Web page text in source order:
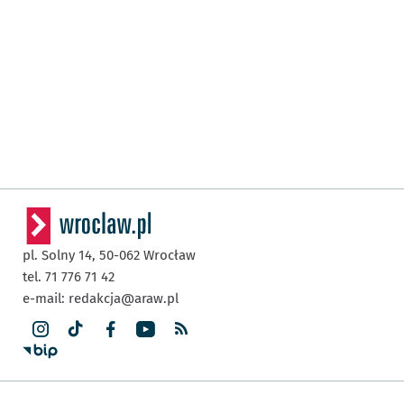
pl. Solny 14, 50-062 Wrocław
tel. 71 776 71 42
e-mail: redakcja@araw.pl